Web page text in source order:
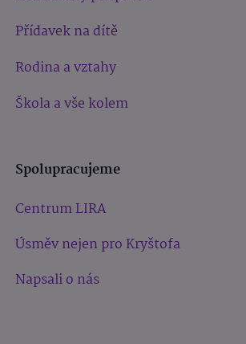
Přídavek na dítě
Rodina a vztahy
Škola a vše kolem
Spolupracujeme
Centrum LIRA
Úsměv nejen pro Kryštofa
Napsali o nás